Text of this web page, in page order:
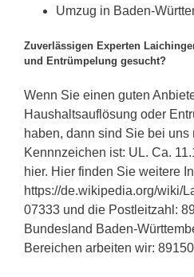
Umzug in Baden-
Zuverlässigen Experten
und Entrümpelung gesucht?
Wenn Sie einen guten
Haushaltsauflösung oder
haben, dann sind Sie bei
Kennnzeichen ist: UL. Ca.
hier. Hier finden Sie weitere
https://de.wikipedia.org/wiki/
07333 und die Postleitzahl:
Bundesland Baden-
Bereichen arbeiten wir: